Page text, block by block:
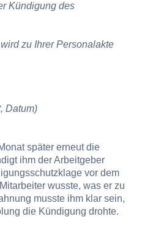
Kündigung des
zu Ihrer Personalakte
Datum)
später erneut die
ihm der Arbeitgeber
vor dem
wusste, was er zu
musste ihm klar sein,
die Kündigung drohte.